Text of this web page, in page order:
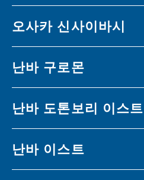
오사카 신사이바시
난바 구로몬
난바 도톤보리 이스트
난바 이스트